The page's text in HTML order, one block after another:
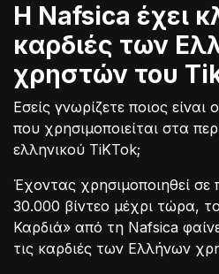
Η Nafsica έχει
καρδιές των
χρηστών του
Εσείς γνωρίζετε ποιος
που χρησιμοποιείται στα
ελληνικού TiKTok;
Έχοντας χρησιμοποιηθεί σε
30.000 βίντεο μέχρι τώρα,
Καρδιά» από τη Nafsica
τις καρδιές των Ελλήνων